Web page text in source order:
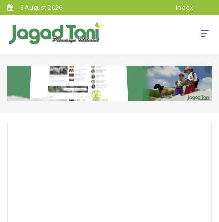
8 August 2026 index